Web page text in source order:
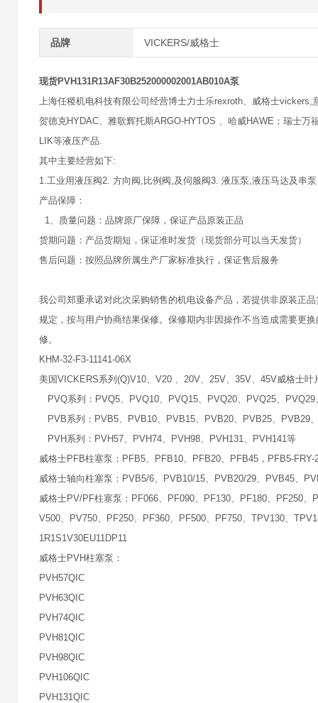
品牌 VICKERS/威格士
现货PVH131R13AF30B252000002001AB010A泵
上海任稷机电科技有限公司经营博士力士乐rexroth、威格士
贺德克HYDAC、雅歌辉托斯ARGO-HYTOS 、哈威HAWE；瑞士
LIK等液压产品.
其中主要经营如下:
1.工业用液压阀2. 方向阀,比例阀,及伺服阀3. 液压泵,液压马达及串
产品保障：
1、质量问题：品牌原厂保障，保证产品原装正品
货期问题：产品货期短，保证准时发货（现货部分可以当天发货）
售后问题：按照品牌所属生产厂家标准执行，保证售后服务
我公司郑重承诺对此次采购销售的机电设备产品，若提供非原装正
规定，按与用户协商结果保修。保修期内非因操作不当造成需要更
修。
KHM-32-F3-11141-06X
美国VICKERS系列(Q)V10、V20 、20V、25V、35V、45V威格士
PVQ系列：PVQ5、PVQ10、PVQ15、PVQ20、PVQ25、PVQ29
PVB系列：PVB5、PVB10、PVB15、PVB20、PVB25、PVB29
PVH系列：PVH57、PVH74、PVH98、PVH131、PVH141等
威格士PFB柱塞泵：PFB5、PFB10、PFB20、PFB45，PFB5-FRY-
威格士轴向柱塞泵：PVB5/6、PVB10/15、PVB20/29、PVB45、
威格士PV/PF柱塞泵：PF066、PF090、PF130、PF180、PF250
V500、PV750、PF250、PF360、PF500、PF750、TPV130、
1R1S1V30EU11DP11
威格士PVH柱塞泵：
PVH57QIC
PVH63QIC
PVH74QIC
PVH81QIC
PVH98QIC
PVH106QIC
PVH131QIC